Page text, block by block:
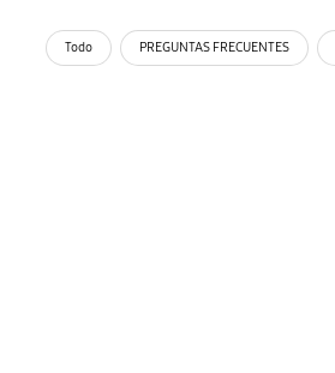
Todo PREGUNTAS FRECUENTES